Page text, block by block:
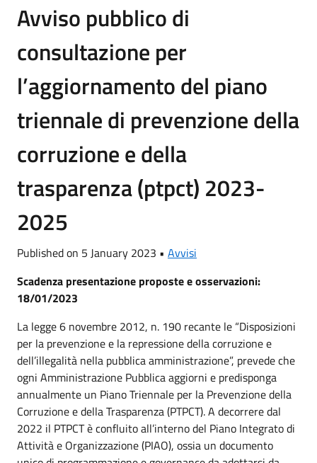
Avviso pubblico di
consultazione per
l’aggiornamento del piano
triennale di prevenzione della
corruzione e della
trasparenza (ptpct) 2023-
2025
Published on 5 January 2023 • Avvisi
Scadenza presentazione proposte e osservazioni:
18/01/2023
La legge 6 novembre 2012, n. 190 recante le “Disposizioni
per la prevenzione e la repressione della corruzione e
dell’illegalità nella pubblica amministrazione”, prevede che
ogni Amministrazione Pubblica aggiorni e predisponga
annualmente un Piano Triennale per la Prevenzione della
Corruzione e della Trasparenza (PTPCT). A decorrere dal
2022 il PTPCT è confluito all’interno del Piano Integrato di
Attività e Organizzazione (PIAO), ossia un documento